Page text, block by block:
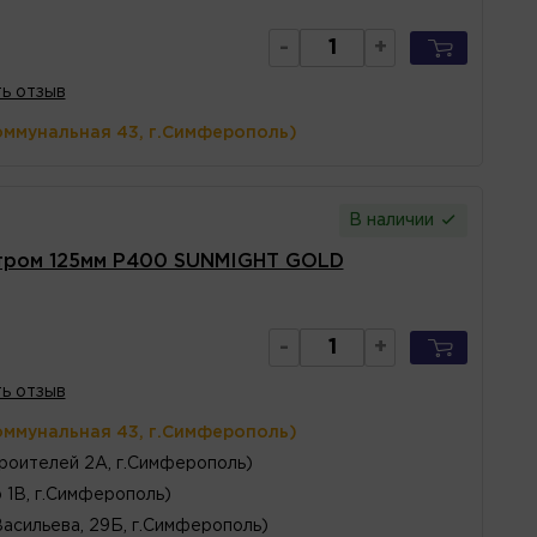
- +
отзыв
43, г.Симферополь)
В наличии
125мм P400 SUNMIGHT GOLD
- +
отзыв
43, г.Симферополь)
2А, г.Симферополь)
г.Симферополь)
29Б, г.Симферополь)